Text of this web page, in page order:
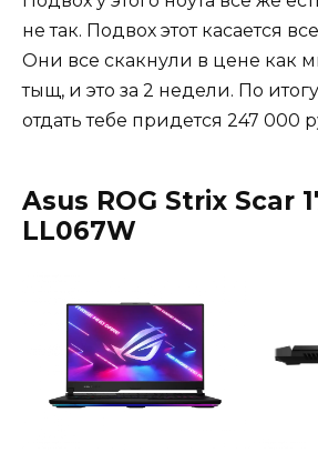
не так. Подвох этот касается
Они все скакнули в цене как
тыщ, и это за 2 недели. По
отдать тебе придется 247 000
Asus ROG Strix Scar
LL067W